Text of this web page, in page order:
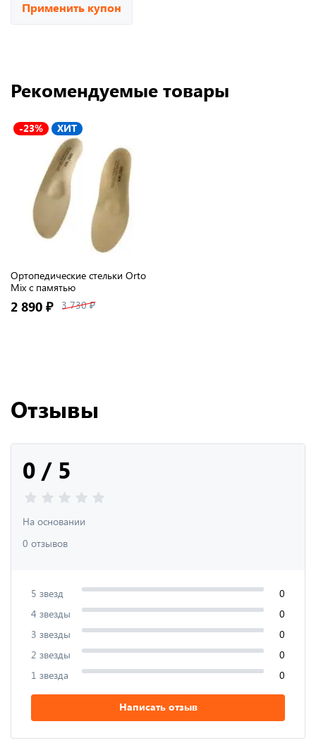
Применить купон
Рекомендуемые товары
-23% ХИТ
Ортопедические стельки Orto
Mix с памятью
2 890 ₽ 3 730 ₽
Отзывы
0 / 5
На основании
0 отзывов
5 звезд
0
4 звезды
0
3 звезды
0
2 звезды
0
1 звезда
0
Написать отзыв